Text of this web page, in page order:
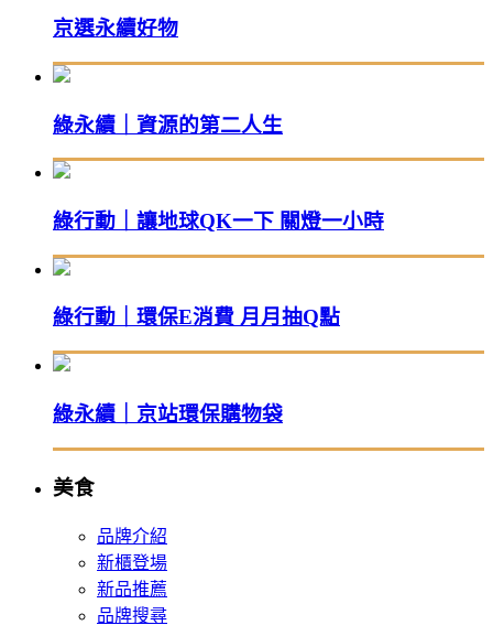
京選永續好物
綠永續｜資源的第二人生
綠行動｜讓地球QK一下 關燈一小時
綠行動｜環保E消費 月月抽Q點
綠永續｜京站環保購物袋
美食
品牌介紹
新櫃登場
新品推薦
品牌搜尋